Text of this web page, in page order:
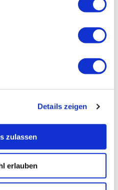
Details zeigen
zulassen
erlauben
interessieren
© Zeller Land Tourismus GmbH